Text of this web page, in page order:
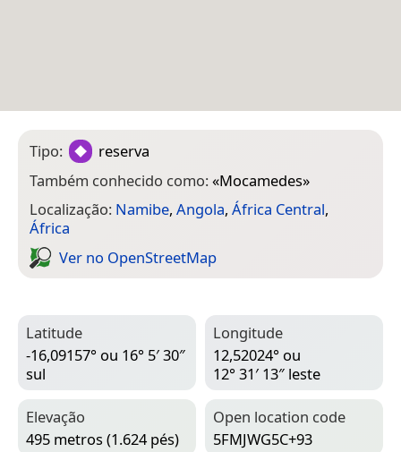
Tipo:
reserva
Também conhecido como:«Mocamedes»
Localização: Namibe, Angola, África Central,
África
Ver no Open­Street­Map
Latitude
-16,09157° ou 16° 5′ 30″
sul
Longitude
12,52024° ou
12° 31′ 13″ leste
Elevação
495 metros (1.624 pés)
Open location code
5FMJWG5C+93